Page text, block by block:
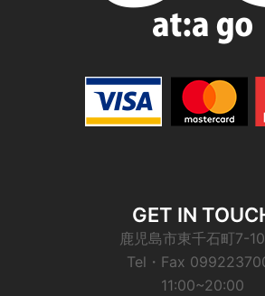
GET IN
鹿児島市東千石町7-
Tel・Fax
11:00~20:00